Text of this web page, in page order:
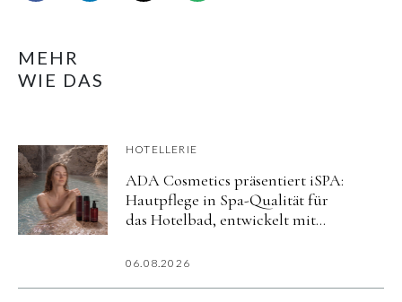
MEHR
WIE DAS
HOTELLERIE
ADA Cosmetics präsentiert iSPA:
Hautpflege in Spa-Qualität für
das Hotelbad, entwickelt mit
06.08.2026